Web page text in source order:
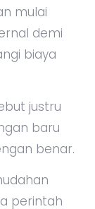
mulai
demi
biaya
justru
baru
benar.
perintah